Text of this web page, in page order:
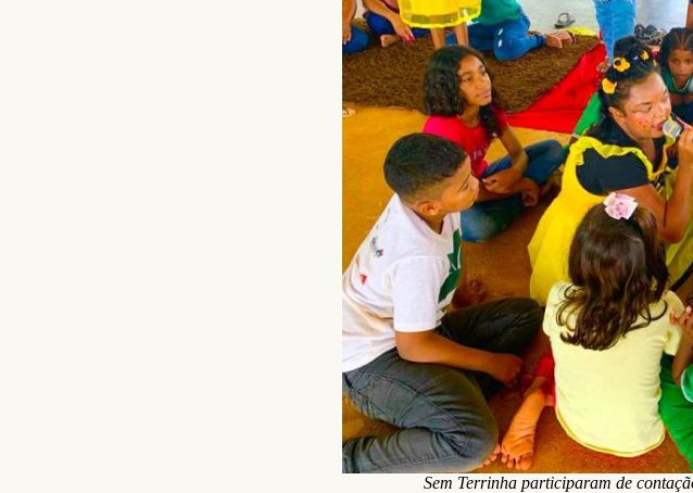
Sem Terrinha participaram de